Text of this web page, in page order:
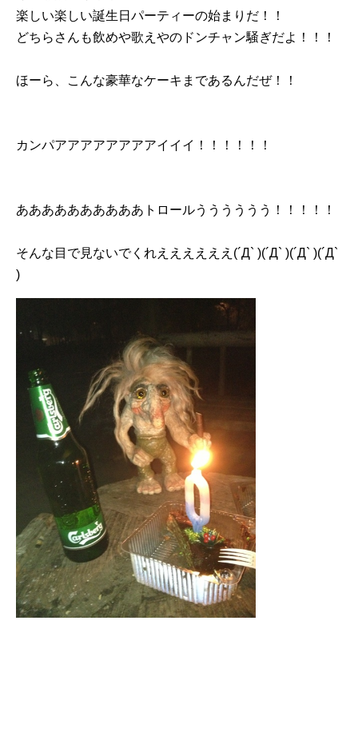
楽しい楽しい誕生日パーティーの始まりだ！！
どちらさんも飲めや歌えやのドンチャン騒ぎだよ！！！
ほーら、こんな豪華なケーキまであるんだぜ！！
カンパアアアアアアアアイイイ！！！！！！
ああああああああああトロールうううううう！！！！！
そんな目で見ないでくれええええええ(´Д` )(´Д` )(´Д` )(´Д`
)